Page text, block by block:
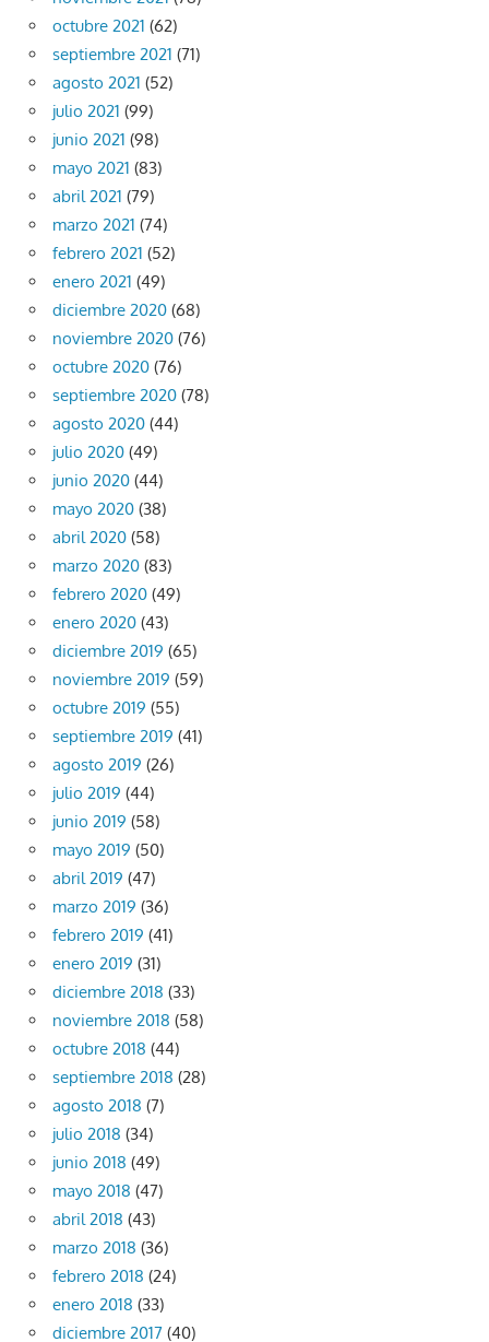
octubre 2021 (62)
septiembre 2021 (71)
agosto 2021 (52)
julio 2021 (99)
junio 2021 (98)
mayo 2021 (83)
abril 2021 (79)
marzo 2021 (74)
febrero 2021 (52)
enero 2021 (49)
diciembre 2020 (68)
noviembre 2020 (76)
octubre 2020 (76)
septiembre 2020 (78)
agosto 2020 (44)
julio 2020 (49)
junio 2020 (44)
mayo 2020 (38)
abril 2020 (58)
marzo 2020 (83)
febrero 2020 (49)
enero 2020 (43)
diciembre 2019 (65)
noviembre 2019 (59)
octubre 2019 (55)
septiembre 2019 (41)
agosto 2019 (26)
julio 2019 (44)
junio 2019 (58)
mayo 2019 (50)
abril 2019 (47)
marzo 2019 (36)
febrero 2019 (41)
enero 2019 (31)
diciembre 2018 (33)
noviembre 2018 (58)
octubre 2018 (44)
septiembre 2018 (28)
agosto 2018 (7)
julio 2018 (34)
junio 2018 (49)
mayo 2018 (47)
abril 2018 (43)
marzo 2018 (36)
febrero 2018 (24)
enero 2018 (33)
diciembre 2017 (40)